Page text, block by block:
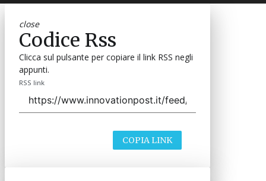
close
Codice Rss
Clicca sul pulsante per copiare il link RSS negli
appunti.
RSS link
COPIA LINK